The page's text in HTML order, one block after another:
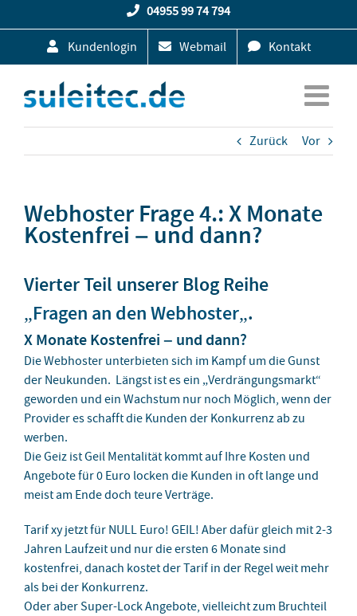
Inhalt
04955 99 74 794
Kundenlogin Webmail Kontakt
Zurück Vor
Webhoster Frage 4.: X Monate
Kostenfrei – und dann?
Vierter Teil unserer Blog Reihe
„Fragen an den Webhoster„.
X Monate Kostenfrei – und dann?
Die Webhoster unterbieten sich im Kampf um die Gunst
der Neukunden. Längst ist es ein „Verdrängungsmarkt“
geworden und ein Wachstum nur noch Möglich, wenn der
Provider es schafft die Kunden der Konkurrenz ab zu
werben.
Die Geiz ist Geil Mentalität kommt auf Ihre Kosten und
Angebote für 0 Euro locken die Kunden in oft lange und
meist am Ende doch teure Verträge.
Tarif xy jetzt für NULL Euro! GEIL! Aber dafür gleich mit 2-3
Jahren Laufzeit und nur die ersten 6 Monate sind
kostenfrei, danach kostet der Tarif in der Regel weit mehr
als bei der Konkurrenz.
Oder aber Super-Lock Angebote, vielleicht zum Bruchteil